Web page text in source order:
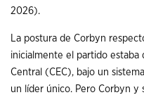
2026).
La postura de Corbyn
inicialmente el partido
Central (CEC), bajo un
un líder único. Pero Corbyn y